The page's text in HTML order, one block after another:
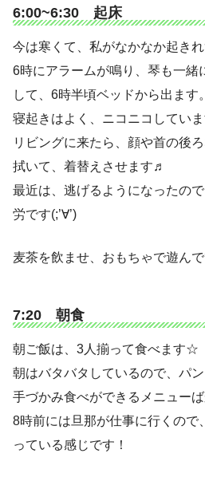
6:00~6:30 起床
今は寒くて、私がなかなか起き
6時にアラームが鳴り、琴も一緒
して、6時半頃ベッドから出ます。
寝起きはよく、ニコニコしてい
リビングに来たら、顔や首の後
拭いて、着替えさせます♬
最近は、逃げるようになったの
労です(;’∀’)
麦茶を飲ませ、おもちゃで遊んで
7:20 朝食
朝ご飯は、3人揃って食べます☆
朝はバタバタしているので、パ
手づかみ食べができるメニューば
8時前には旦那が仕事に行くので
っている感じです！